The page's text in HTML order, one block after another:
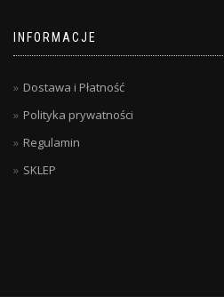
INFORMACJE
Dostawa i Płatność
Polityka prywatności
Regulamin
SKLEP